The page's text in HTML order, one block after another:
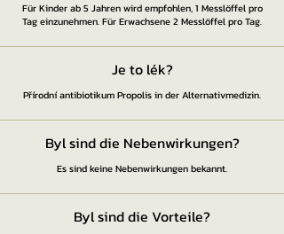
Für Kinder ab 5 Jahren wird empfohlen, 1 Messlöffel pro
Tag einzunehmen. Für Erwachsene 2 Messlöffel pro Tag.
Je to lék?
Přírodní antibiotikum Propolis in der Alternativmedizin.
Byl sind die Nebenwirkungen?
Es sind keine Nebenwirkungen bekannt.
Byl sind die Vorteile?